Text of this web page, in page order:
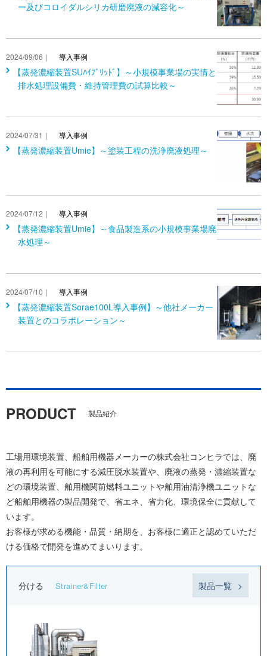
ー及びコロイダルシリカ研磨廃液の減容化～
2024/09/06｜ 導入事例
【蒸発濃縮装置SUﾊｲﾌﾞﾘｯﾄﾞ】～小規模事業場の実情と
排水処理設備費・維持管理費の試算比較～
2024/07/31｜ 導入事例
【蒸発濃縮装置Umie】～塗装工程の洗浄廃液処理～
2024/07/12｜ 導入事例
【蒸発濃縮装置Umie】～食品製造系の小規模事業場廃
水処理～
2024/07/10｜ 導入事例
【蒸発濃縮装置Sorae100L導入事例】～他社メーカー
装置とのコラボレーション～
PRODUCT 製品紹介
工場用環境装置、船舶用機器メーカーの株式会社コンヒラでは、廃
液の再利用を可能にする減圧脱水装置や、廃液の蒸発・濃縮装置な
どの環境装置、舶用機関前燃料ユニットや舶用油清浄機ユニットな
ど船舶用機器の製品開発で、省エネ、省力化、環境保全に貢献して
います。
お客様が求める機能・品質・納期を、お客様に適正と認めていただ
ける価格で開発を進めてまいります。
分ける Strainer&Filter 製品一覧